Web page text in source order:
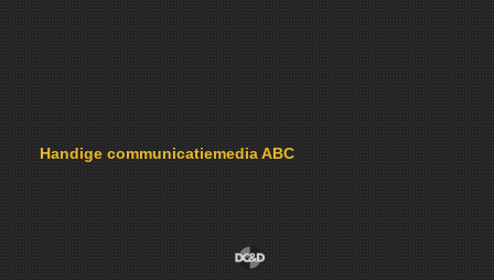
Handige communicatiemedia ABC